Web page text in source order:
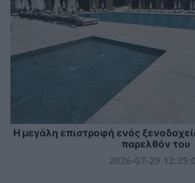
Η μεγάλη επιστροφή ενός
παρελθόν του
2026-07-29